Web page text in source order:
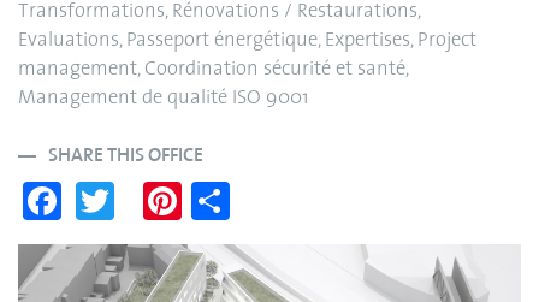
Transformations, Rénovations / Restaurations,
Evaluations, Passeport énergétique, Expertises, Project
management, Coordination sécurité et santé,
Management de qualité ISO 9001
SHARE THIS OFFICE
Fa
ce
bo
wi
tte
Pi
nt
er
ha
re